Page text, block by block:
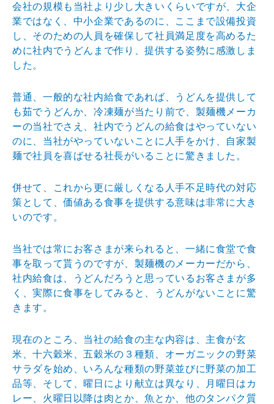
会社の規模も当社より少し大きいくらいですが、大企
業ではなく、中小企業であるのに、ここまで設備投資
し、そのための人員を確保して社員満足度を高めるた
めに社内でうどんまで作り、提供する姿勢に感激しま
した。
普通、一般的な社内給食であれば、うどんを提供して
も茹でうどんか、冷凍麺が当たり前で、製麺機メーカ
ーの当社でさえ、社内でうどんの給食はやっていない
のに、当社がやっていないことに人手をかけ、自家製
麺で社員を喜ばせる社長がいることに驚きました。
併せて、これから更に厳しくなる人手不足時代の対応
策として、価値ある食事を提供する意味は非常に大き
いのです。
当社では常にお客さまが来られると、一緒に食堂で食
事を取って貰うのですが、製麺機のメーカーだから、
社内給食は、うどんだろうと思っているお客さまが多
く、実際に食事をしてみると、うどんがないことに驚
きます。
現在のところ、当社の給食の主な内容は、主食が玄
米、十六穀米、五穀米の３種類、オーガニックの野菜
サラダを始め、いろんな種類の野菜並びに野菜の加工
品等、そして、曜日により献立は異なり、月曜日はカ
レー、火曜日以降は肉とか、魚とか、他のタンパク質